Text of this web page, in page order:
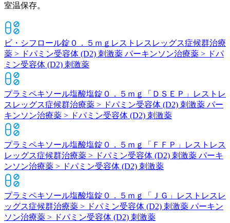
室温保存。
ビ・シフロール錠０．５ｍｇ レストレスレッグス症候群治療
薬 > ドパミン受容体 (D2) 刺激薬 パーキンソン治療薬 > ドパ
ミン受容体 (D2) 刺激薬
プラミペキソール塩酸塩錠０．５ｍｇ「ＤＳＥＰ」
レストレ
スレッグス症候群治療薬 > ドパミン受容体 (D2) 刺激薬 パー
キンソン治療薬 > ドパミン受容体 (D2) 刺激薬
プラミペキソール塩酸塩錠０．５ｍｇ「ＦＦＰ」
レストレス
レッグス症候群治療薬 > ドパミン受容体 (D2) 刺激薬 パーキ
ンソン治療薬 > ドパミン受容体 (D2) 刺激薬
プラミペキソール塩酸塩錠０．５ｍｇ「ＪＧ」
レストレスレ
ッグス症候群治療薬 > ドパミン受容体 (D2) 刺激薬 パーキン
ソン治療薬 > ドパミン受容体 (D2) 刺激薬